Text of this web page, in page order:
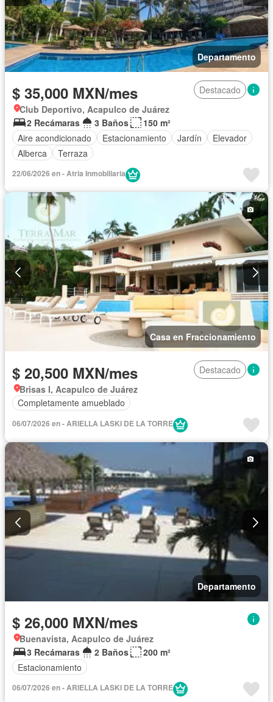
Departamento
$ 35,000 MXN/mes
Destacado
Club Deportivo, Acapulco de Juárez
2 Recámaras
3 Baños
150 m²
Aire acondicionado
Estacionamiento Jardín
Elevador
Alberca
Terraza
22/06/2026 en - Atria Inmobiliaria
Casa en Fraccionamiento
$ 20,500 MXN/mes
Destacado
Brisas I, Acapulco de Juárez
Completamente amueblado
06/07/2026 en - ARIELLA LASKI DE LA TORRE
Departamento
$ 26,000 MXN/mes
Buenavista, Acapulco de Juárez
3 Recámaras
2 Baños
200 m²
Estacionamiento
06/07/2026 en - ARIELLA LASKI DE LA TORRE